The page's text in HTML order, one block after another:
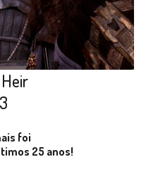
foi
25 anos!